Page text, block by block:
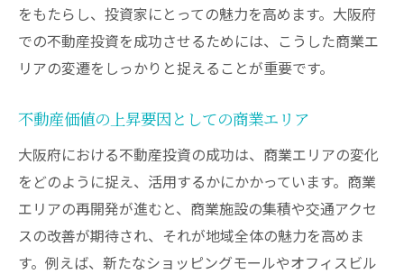
をもたらし、投資家にとっての魅力を高めます。大阪府
での不動産投資を成功させるためには、こうした商業エ
リアの変遷をしっかりと捉えることが重要です。
不動産価値の上昇要因としての商業エリア
大阪府における不動産投資の成功は、商業エリアの変化
をどのように捉え、活用するかにかかっています。商業
エリアの再開発が進むと、商業施設の集積や交通アクセ
スの改善が期待され、それが地域全体の魅力を高めま
す。例えば、新たなショッピングモールやオフィスビル